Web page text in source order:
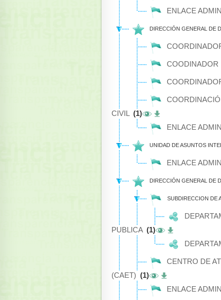
ENLACE
DIRECCIÓN GENERAL DE
CIVIL
(1)
ENLACE
UNIDAD DE ASUNTOS
ENLACE
DIRECCIÓN GENERAL DE
SUBDIRECCION DE
PUBLICA (1)
CENTRO DE
(CAET) (1)
ENLACE